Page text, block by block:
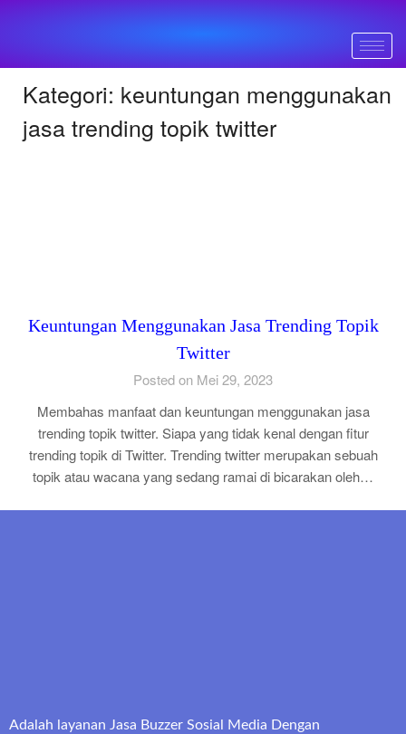
Kategori: keuntungan menggunakan
jasa trending topik twitter
Keuntungan Menggunakan Jasa Trending Topik
Twitter
Posted on Mei 29, 2023
Membahas manfaat dan keuntungan menggunakan jasa
trending topik twitter. Siapa yang tidak kenal dengan fitur
trending topik di Twitter. Trending twitter merupakan sebuah
topik atau wacana yang sedang ramai di bicarakan oleh…
Adalah layanan Jasa Buzzer Sosial Media Dengan